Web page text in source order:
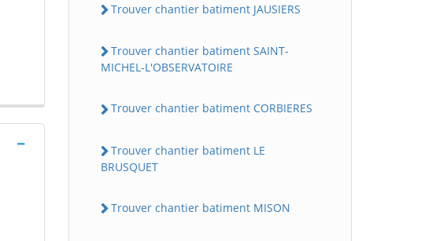
Trouver chantier batiment JAUSIERS
Trouver chantier batiment SAINT-
MICHEL-L'OBSERVATOIRE
Trouver chantier batiment CORBIERES
Trouver chantier batiment LE
BRUSQUET
Trouver chantier batiment MISON